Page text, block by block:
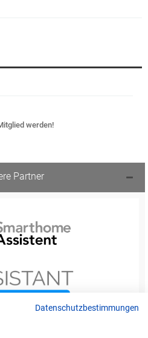
werden!
Partner
Datenschutzbestimmungen